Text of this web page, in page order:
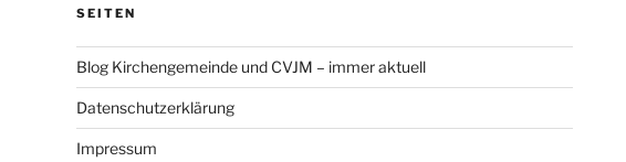
SEITEN
Blog Kirchengemeinde und CVJM – immer aktuell
Datenschutzerklärung
Impressum